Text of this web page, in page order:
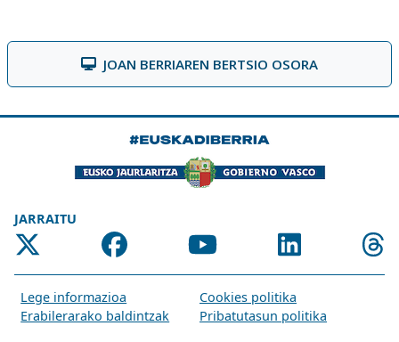
JOAN BERRIAREN BERTSIO OSORA
JARRAITU
Lege informazioa
Cookies politika
Erabilerarako baldintzak
Pribatutasun politika